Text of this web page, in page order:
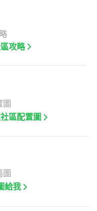
攻略
圖
區配置圖
圖
給我